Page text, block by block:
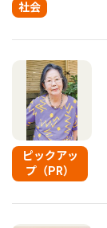
社会
ピックアッ
プ（PR）